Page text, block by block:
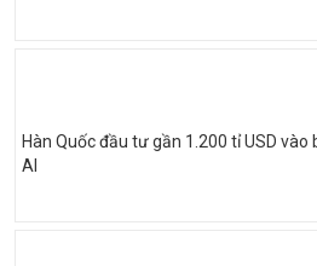
Hàn Quốc đầu tư gần 1.200 tỉ USD
AI